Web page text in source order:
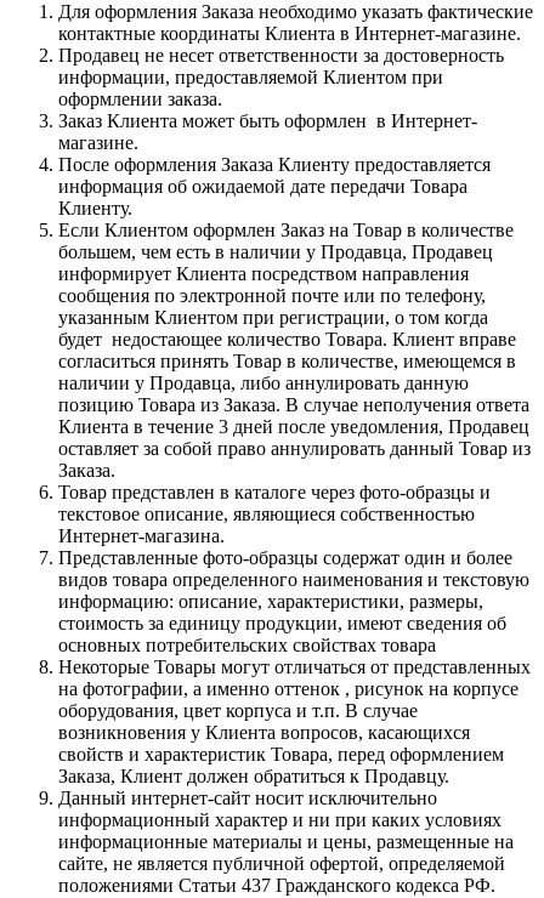
Для оформления Заказа необходимо указать фактические
контактные координаты Клиента в Интернет-магазине.
Продавец не несет ответственности за достоверность
информации, предоставляемой Клиентом при
оформлении заказа.
Заказ Клиента может быть оформлен в Интернет-
магазине.
После оформления Заказа Клиенту предоставляется
информация об ожидаемой дате передачи Товара
Клиенту.
Если Клиентом оформлен Заказ на Товар в количестве
большем, чем есть в наличии у Продавца, Продавец
информирует Клиента посредством направления
сообщения по электронной почте или по телефону,
указанным Клиентом при регистрации, о том когда
будет недостающее количество Товара. Клиент вправе
согласиться принять Товар в количестве, имеющемся в
наличии у Продавца, либо аннулировать данную
позицию Товара из Заказа. В случае неполучения ответа
Клиента в течение 3 дней после уведомления, Продавец
оставляет за собой право аннулировать данный Товар из
Заказа.
Товар представлен в каталоге через фото-образцы и
текстовое описание, являющиеся собственностью
Интернет-магазина.
Представленные фото-образцы содержат один и более
видов товара определенного наименования и текстовую
информацию: описание, характеристики, размеры,
стоимость за единицу продукции, имеют сведения об
основных потребительских свойствах товара
Некоторые Товары могут отличаться от представленных
на фотографии, а именно оттенок , рисунок на корпусе
оборудования, цвет корпуса и т.п. В случае
возникновения у Клиента вопросов, касающихся
свойств и характеристик Товара, перед оформлением
Заказа, Клиент должен обратиться к Продавцу.
Данный интернет-сайт носит исключительно
информационный характер и ни при каких условиях
информационные материалы и цены, размещенные на
сайте, не является публичной офертой, определяемой
положениями Статьи 437 Гражданского кодекса РФ.